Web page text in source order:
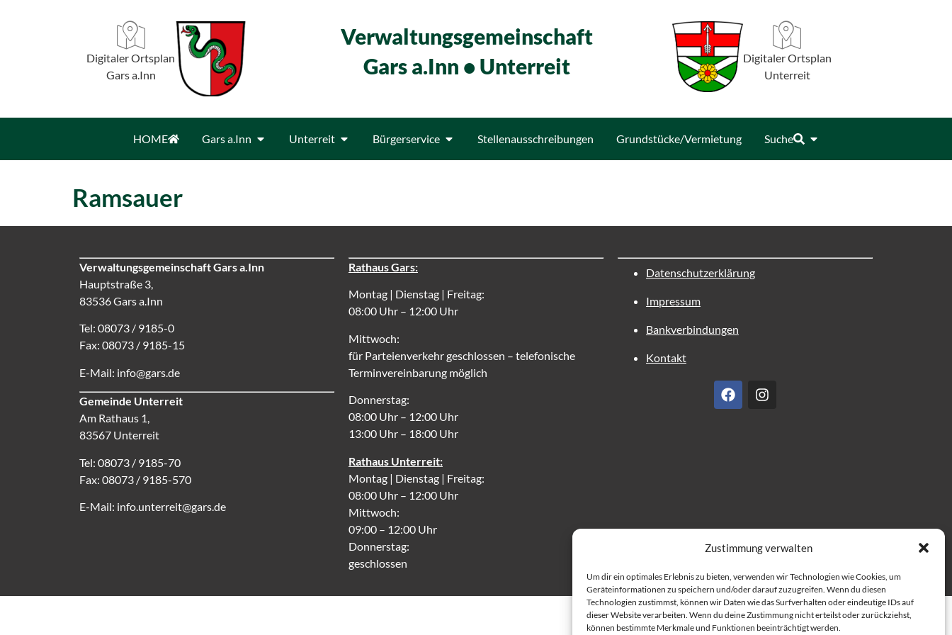
Zustimmung verwalten
Um dir ein optimales Erlebnis zu bieten, verwenden wir Technologien wie Cookies, um
Geräteinformationen zu speichern und/oder darauf zuzugreifen. Wenn du diesen
Technologien zustimmst, können wir Daten wie das Surfverhalten oder eindeutige IDs auf
dieser Website verarbeiten. Wenn du deine Zustimmung nicht erteilst oder zurückziehst,
können bestimmte Merkmale und Funktionen beeinträchtigt werden.
Digitaler Ortsplan
Gars a.Inn
Verwaltungsgemeinschaft
Gars a.Inn • Unterreit
Digitaler Ortsplan
Unterreit
HOME Gars a.Inn Unterreit Bürgerservice Stellenausschreibungen Grundstücke/Vermietung Suche
Ramsauer
Verwaltungsgemeinschaft Gars a.Inn
Hauptstraße 3,
83536 Gars a.Inn
Tel: 08073 / 9185-0
Fax: 08073 / 9185-15
E-Mail: info@gars.de
Gemeinde Unterreit
Am Rathaus 1,
83567 Unterreit
Tel: 08073 / 9185-70
Fax: 08073 / 9185-570
E-Mail: info.unterreit@gars.de
Rathaus Gars:
Montag | Dienstag | Freitag:
08:00 Uhr – 12:00 Uhr
Mittwoch:
für Parteienverkehr geschlossen – telefonische
Terminvereinbarung möglich
Donnerstag:
08:00 Uhr – 12:00 Uhr
13:00 Uhr – 18:00 Uhr
Rathaus Unterreit:
Montag | Dienstag | Freitag:
08:00 Uhr – 12:00 Uhr
Mittwoch:
09:00 – 12:00 Uhr
Donnerstag:
geschlossen
Datenschutzerklärung
Impressum
Bankverbindungen
Kontakt